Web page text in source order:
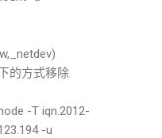
的方式移除
-T iqn.2012-
-u